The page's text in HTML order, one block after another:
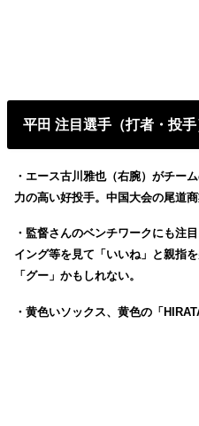
平田 注目選手（打者・投手
・エース古川雅也（右腕）がチー
力の高い好投手。中国大会の尾道
・監督さんのベンチワークにも注
イング等を見て「いいね」と親指
「グー」かもしれない。
・黄色いソックス、黄色の「